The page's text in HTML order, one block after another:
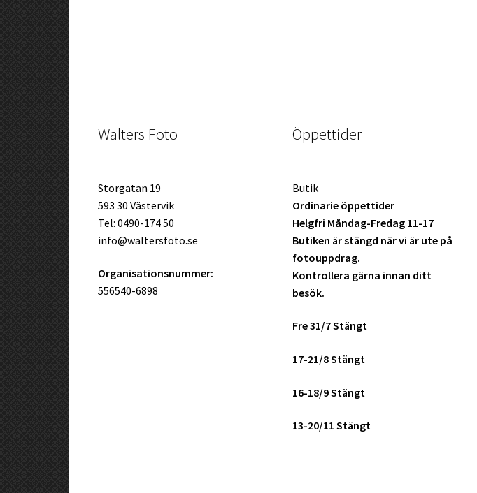
Walters Foto
Storgatan 19
593 30 Västervik
Tel: 0490-174 50
info@waltersfoto.se
Organisationsnummer:
556540-6898
Öppettider
Butik
Ordinarie öppettider
Helgfri Måndag-Fredag 11-17
Butiken är stängd när vi är ute på
fotouppdrag.
Kontrollera gärna innan ditt
besök.
Fre 31/7 Stängt
17-21/8 Stängt
16-18/9 Stängt
13-20/11 Stängt